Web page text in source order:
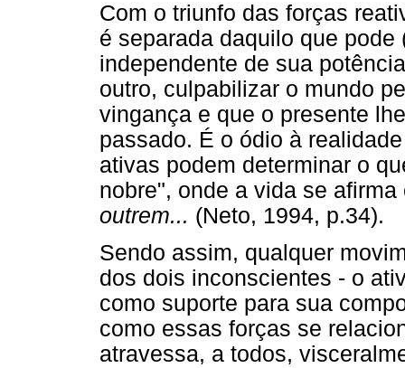
Com o triunfo das forças
é separada daquilo que
independente de sua
outro, culpabilizar o mundo
vingança e que o presente
passado. É o ódio à
ativas podem determinar o
nobre", onde a vida se
outrem... (Neto, 1994, p.34).
Sendo assim, qualquer
dos dois inconscientes - o
como suporte para sua
como essas forças se
atravessa, a todos,